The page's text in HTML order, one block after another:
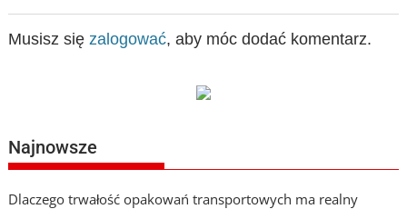
Musisz się zalogować, aby móc dodać komentarz.
Najnowsze
Dlaczego trwałość opakowań transportowych ma realny